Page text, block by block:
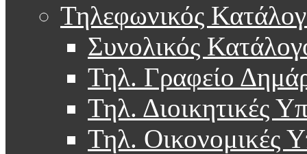
Τηλεφωνικός
Συνολικός
Τηλ. Γραφείο
Τηλ. Διοικητικές
Τηλ. Οικονομικές